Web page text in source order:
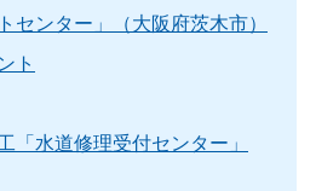
センター」（大阪府茨木市）
ト
「水道修理受付センター」